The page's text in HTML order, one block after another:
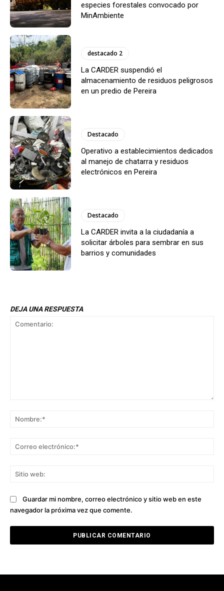
especies forestales convocado por
MinAmbiente
destacado 2
La CARDER suspendió el
almacenamiento de residuos peligrosos
en un predio de Pereira
Destacado
Operativo a establecimientos dedicados
al manejo de chatarra y residuos
electrónicos en Pereira
Destacado
La CARDER invita a la ciudadanía a
solicitar árboles para sembrar en sus
barrios y comunidades
DEJA UNA RESPUESTA
Guardar mi nombre, correo electrónico y sitio web en este
navegador la próxima vez que comente.